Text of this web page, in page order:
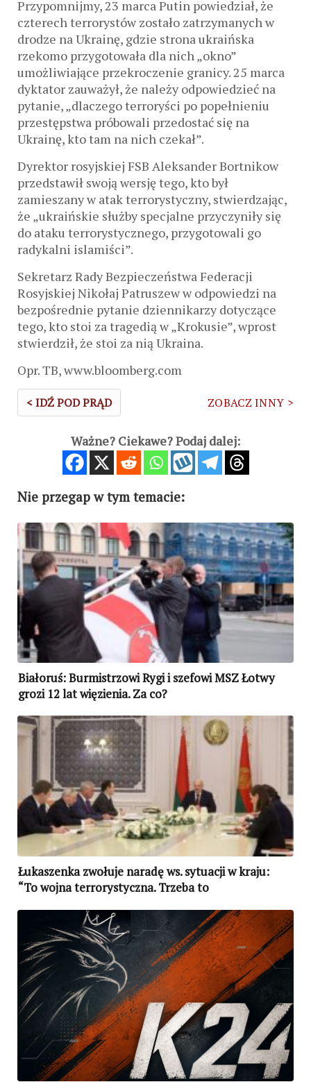
Przypomnijmy, 23 marca Putin powiedział, że
czterech terrorystów zostało zatrzymanych w
drodze na Ukrainę, gdzie strona ukraińska
rzekomo przygotowała dla nich „okno”
umożliwiające przekroczenie granicy. 25 marca
dyktator zauważył, że należy odpowiedzieć na
pytanie, „dlaczego terroryści po popełnieniu
przestępstwa próbowali przedostać się na
Ukrainę, kto tam na nich czekał”.
Dyrektor rosyjskiej FSB Aleksander Bortnikow
przedstawił swoją wersję tego, kto był
zamieszany w atak terrorystyczny, stwierdzając,
że „ukraińskie służby specjalne przyczyniły się
do ataku terrorystycznego, przygotowali go
radykalni islamiści”.
Sekretarz Rady Bezpieczeństwa Federacji
Rosyjskiej Nikołaj Patruszew w odpowiedzi na
bezpośrednie pytanie dziennikarzy dotyczące
tego, kto stoi za tragedią w „Krokusie”, wprost
stwierdził, że stoi za nią Ukraina.
Opr. TB, www.bloomberg.com
< IDŹ POD PRĄD ZOBACZ INNY >
Ważne? Ciekawe? Podaj dalej:
Nie przegap w tym temacie:
Białoruś: Burmistrzowi Rygi i szefowi MSZ Łotwy
grozi 12 lat więzienia. Za co?
Łukaszenka zwołuje naradę ws. sytuacji w kraju:
“To wojna terrorystyczna. Trzeba to